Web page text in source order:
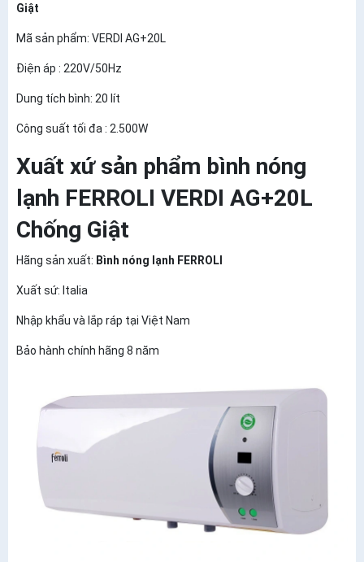
Giật
Mã sản phẩm: VERDI AG+20L
Điện áp : 220V/50Hz
Dung tích bình: 20 lít
Công suất tối đa : 2.500W
Xuất xứ sản phẩm bình nóng
lạnh FERROLI VERDI AG+20L
Chống Giật
Hãng sản xuất: Bình nóng lạnh FERROLI
Xuất sứ: Italia
Nhập khẩu và lắp ráp tại Việt Nam
Bảo hành chính hãng 8 năm